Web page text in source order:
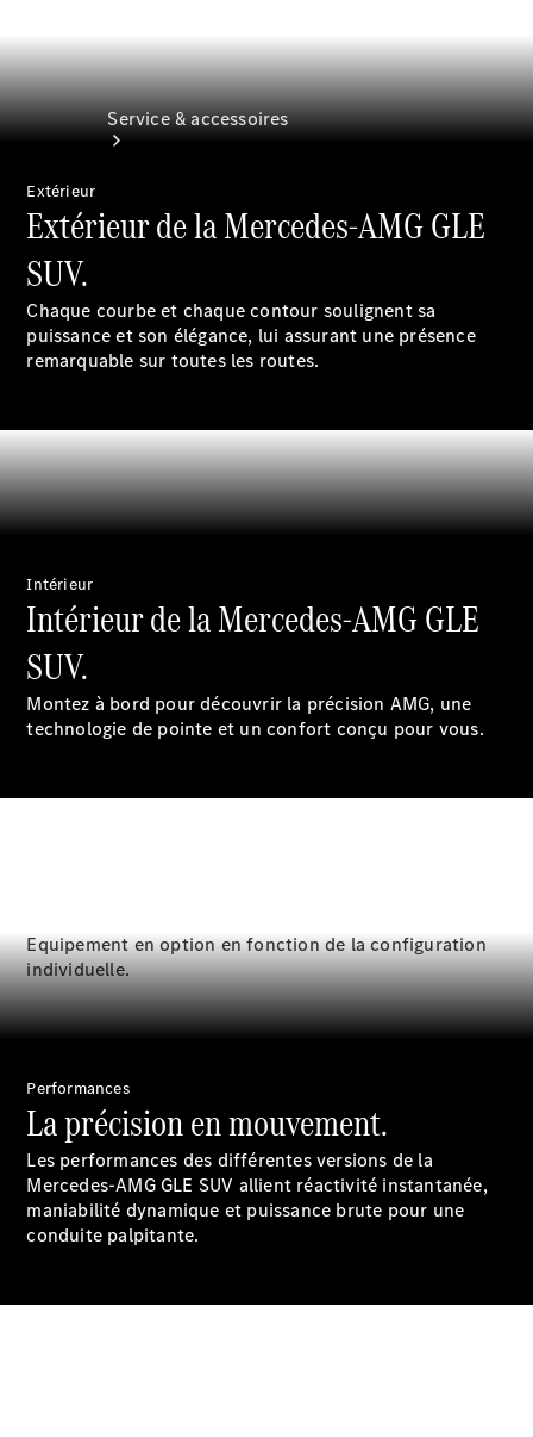
Service & accessoires
Prendre
rendez-
Offre
digitale
Solutions
de recharge
en cas de
Roues &
pneus
garantie
Maintenance
Réparation
Service &
garanties
Rappel de
véhicules
(VRS)
Accessories
Extérieur
Extérieur de la Mercedes-AMG GLE
SUV.
Chaque courbe et chaque contour soulignent sa
puissance et son élégance, lui assurant une présence
remarquable sur toutes les routes.
Intérieur
Intérieur de la Mercedes-AMG GLE
SUV.
Montez à bord pour découvrir la précision AMG, une
technologie de pointe et un confort conçu pour vous.
Equipement en option en fonction de la configuration
individuelle.
Performances
La précision en mouvement.
Les performances des différentes versions de la
Mercedes-AMG GLE SUV allient réactivité instantanée,
maniabilité dynamique et puissance brute pour une
conduite palpitante.